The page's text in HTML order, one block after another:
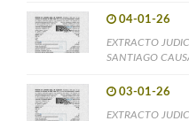
04-01-26
EXTRACTO
SANTIAGO
03-01-26
EXTRACTO